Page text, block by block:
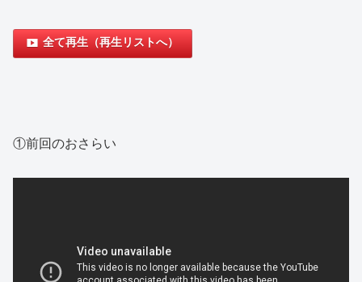
全て再生（再生リストへ）
①前回のおさらい